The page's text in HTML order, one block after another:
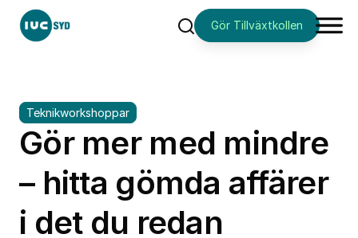
SökGör Tillväxtkollen
Teknikworkshoppar
Gör mer med mindre
– hitta gömda affärer
i det du redan